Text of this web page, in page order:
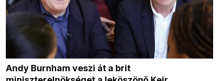
Andy Burnham veszi át a brit